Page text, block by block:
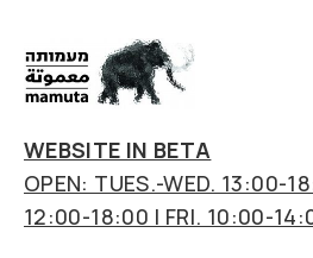
art
&
research
center
WEBSITE IN BETA
OPEN: TUES.-WED. 13:00-
12:00-18:00 | FRI. 10:00-